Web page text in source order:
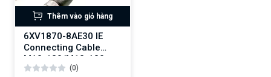
Thêm vào giỏ hàng
6XV1870-8AE30 IE
Connecting Cable
M12-180/M12-180
0,3m
(0)